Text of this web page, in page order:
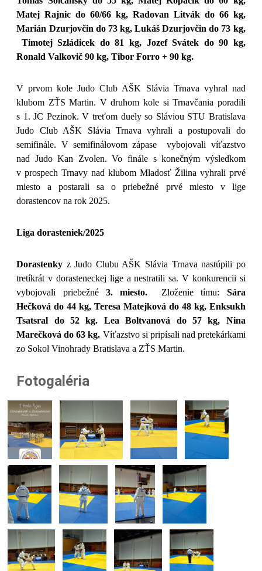
Matej Rajnic do 60/66 kg, Radovan Litvák do 66 kg,
Marián Dzurjovčin do 73 kg, Lukáš Dzurjovčin do 73 kg,
Timotej Szládicek do 81 kg, Jozef Svátek do 90 kg,
Ronald Valkovič 90 kg, Tibor Forro + 90 kg.
V prvom kole Judo Club AŠK Slávia Trnava vyhral nad
klubom ZŤS Martin. V druhom kole si Trnavčania poradili
s 1. JC Pezinok. V treťom duely so Sláviou STU Bratislava
Judo Club AŠK Slávia Trnava vyhrali a postupovali do
semifinále. V semifinálovom zápase vybojovali víťazstvo
nad Judo Kan Zvolen. Vo finále s konečným výsledkom
v prospech Trnavy nad klubom Mladosť Žilina vyhrali prvé
miesto a postarali sa o priebežné prvé miesto v lige
dorastencov na rok 2025.
Liga dorasteniek/2025
Dorastenky z Judo Clubu AŠK Slávia Trnava nastúpili po
tretíkrát v dorasteneckej lige a nestratili sa. V konkurencii si
vybojovali priebežné 3. miesto. Zloženie tímu: Sára
Hečková do 44 kg, Teresa Matejková do 48 kg, Enksukh
Tsatsral do 52 kg. Lea Boltvanová do 57 kg, Nina
Marečková do 63 kg. Víťazstvo si pripísali nad pretekárkami
zo Sokol Vinohrady Bratislava a ZŤS Martin.
Fotogaléria